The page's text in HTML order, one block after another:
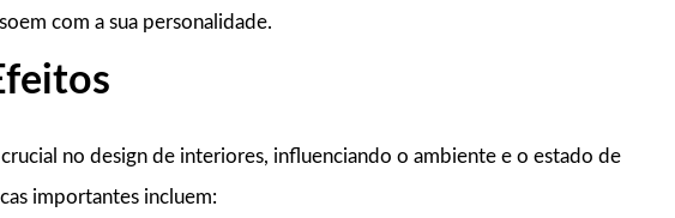
com a sua personalidade.
no design de interiores, influenciando o ambiente e o estado de
importantes incluem: